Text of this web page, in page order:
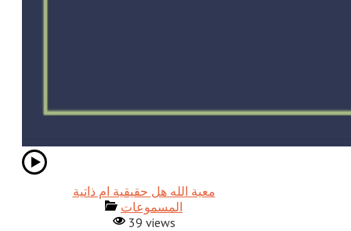
معية الله هل حقيقية ام ذاتية
المسموعات
39 views